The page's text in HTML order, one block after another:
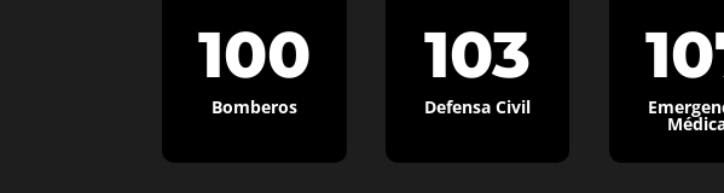
100
Bomberos
103
Defensa Civil